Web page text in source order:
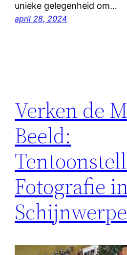
unieke gelegenheid om…
april 28, 2024
Verken de
Beeld:
Fotografie